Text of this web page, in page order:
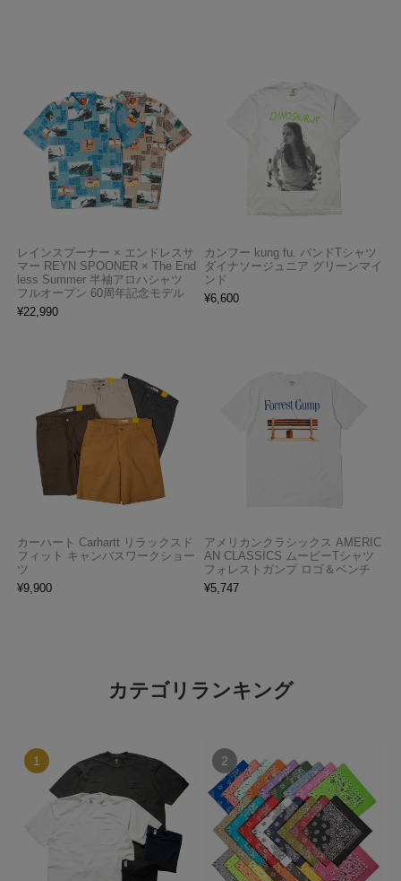
レインスプーナー × エンドレスサ
マー REYN SPOONER × The End
less Summer 半袖アロハシャツ
フルオープン 60周年記念モデル
¥22,990
カンフー kung fu. バンドTシャツ
ダイナソージュニア グリーンマイ
ンド
¥6,600
カーハート Carhartt リラックスド
フィット キャンバスワークショー
ツ
¥9,900
アメリカンクラシックス AMERIC
AN CLASSICS ムービーTシャツ
フォレストガンプ ロゴ＆ベンチ
¥5,747
カテゴリランキング